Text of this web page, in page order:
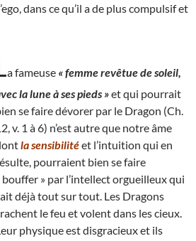
dans ce qu’il a de plus compulsif et
a fameuse « femme revêtue de soleil,
la lune à ses pieds »et qui pourrait
se faire dévorer par le Dragon (Ch.
v. 1 à 6) n’est autre que notre âme
la sensibilitéet l’intuition qui en
pourraient bien se faire
bouffer » par l’intellect orgueilleux qui
déjà tout sur tout. Les Dragons
le feu et volent dans les cieux.
physique est disgracieux et ils